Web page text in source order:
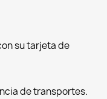
su tarjeta de
de transportes.